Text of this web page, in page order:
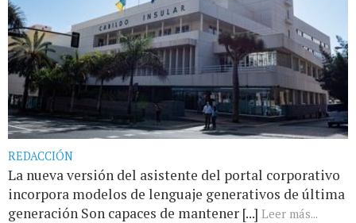
REDACCIÓN
La nueva versión del asistente del portal corporativo
incorpora modelos de lenguaje generativos de última
generación Son capaces de mantener [...] Leer más...